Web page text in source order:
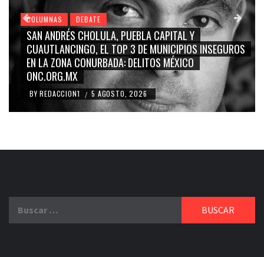
COLUMNAS DEBATE
GRACE PALOMARES, NAY SALVATORI, SERGIO MAYER,
CARMEN SALINAS “LA CORCHOLATA”, CUAUHTÉMOC
BLANCO, SILVIA PINAL: LA TRIVIALIZACIÓN Y
RIDICULIZACIÓN DE LA REPRESENTACIÓN CIUDADANA
BY REDACCION1 / 4 AGOSTO, 2026